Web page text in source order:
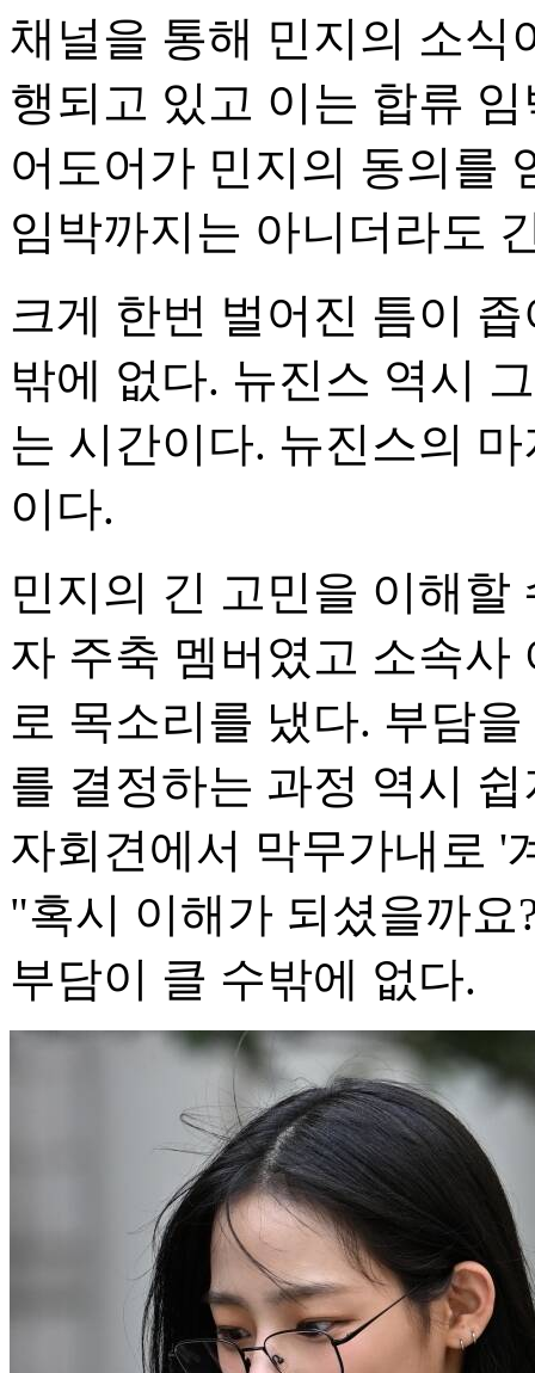
채널을 통해 민지의 소식
행되고 있고 이는 합류
어도어가 민지의 동의를
임박까지는 아니더라도
크게 한번 벌어진 틈이
밖에 없다. 뉴진스 역시
는 시간이다. 뉴진스의
이다.
민지의 긴 고민을 이해할
자 주축 멤버였고 소속사
로 목소리를 냈다. 부담
를 결정하는 과정 역시
자회견에서 막무가내로 '
"혹시 이해가 되셨을까
부담이 클 수밖에 없다.